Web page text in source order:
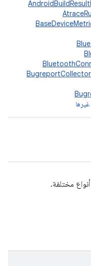
BugreportCollector
مختلفة.